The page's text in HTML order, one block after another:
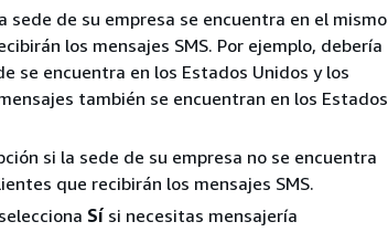
sede de su empresa se encuentra en el mismo
los mensajes SMS. Por ejemplo, debería
se encuentra en los Estados Unidos y los
también se encuentran en los Estados
si la sede de su empresa no se encuentra
que recibirán los mensajes SMS.
Sí si necesitas mensajería